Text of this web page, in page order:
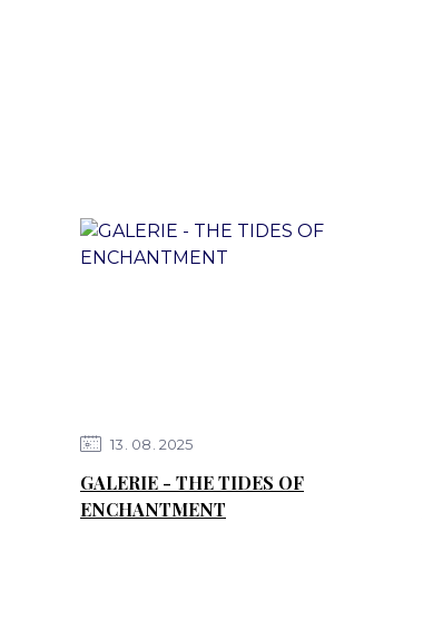
13 08 2025
GALERIE - THE TIDES OF
ENCHANTMENT